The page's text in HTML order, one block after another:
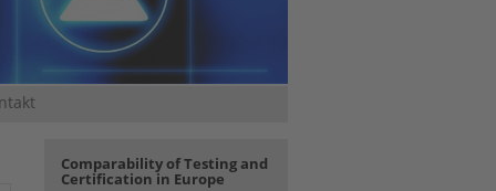
Comparability of Testing and
Certification in Europe